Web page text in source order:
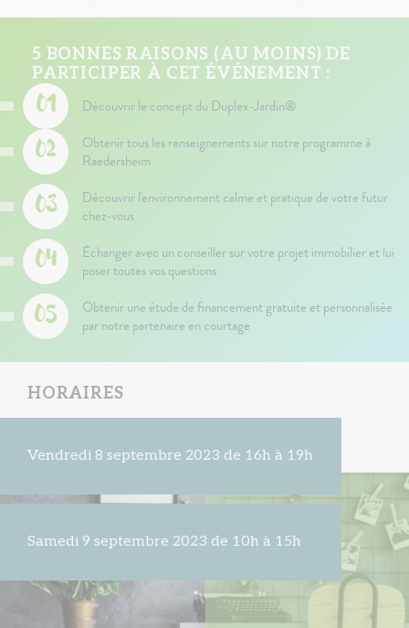
5 BONNES RAISONS (AU MOINS) DE
PARTICIPER À CET ÉVÉNEMENT :
Découvrir le concept du Duplex-Jardin®
Obtenir tous les renseignements sur notre programme à
Raedersheim
Découvrir l'environnement calme et pratique de votre futur
chez-vous
Échanger avec un conseiller sur votre projet immobilier et lui
poser toutes vos questions
Obtenir une étude de financement gratuite et personnalisée
par notre partenaire en courtage
HORAIRES
Vendredi 8 septembre 2023 de 16h à 19h
Samedi 9 septembre 2023 de 10h à 15h